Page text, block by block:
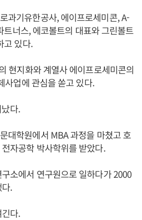
과기유한공사, 에이프로세미콘, A-
트너스, 에코볼트의 대표와 그린볼트
고 있다.
현지화와 계열사 에이프로세미콘의
사업에 관심을 쏟고 있다.
다.
대학원에서 MBA 과정을 마쳤고 호
자공학 박사학위를 받았다.
소에서 연구원으로 일하다가 2000
.
다.